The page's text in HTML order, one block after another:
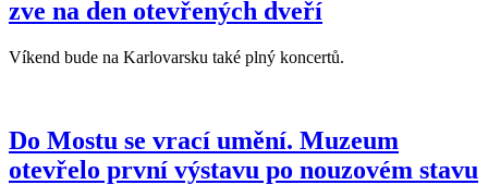
zve na den otevřených dveří
Víkend bude na Karlovarsku také plný koncertů.
Do Mostu se vrací umění. Muzeum
otevřelo první výstavu po nouzovém stavu